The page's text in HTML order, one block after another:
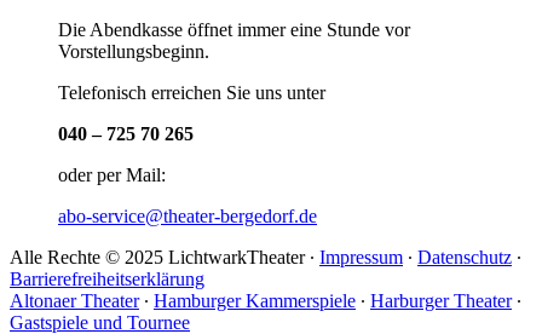
Die Abendkasse öffnet immer eine Stunde vor
Vorstellungsbeginn.
Telefonisch erreichen Sie uns unter
040 – 725 70 265
oder per Mail:
abo-service@theater-bergedorf.de
Alle Rechte © 2025 LichtwarkTheater ∙ Impressum ∙ Datenschutz ∙
Barrierefreiheitserklärung
Altonaer Theater∙ Hamburger Kammerspiele ∙ Harburger Theater∙
Gastspiele und Tournee